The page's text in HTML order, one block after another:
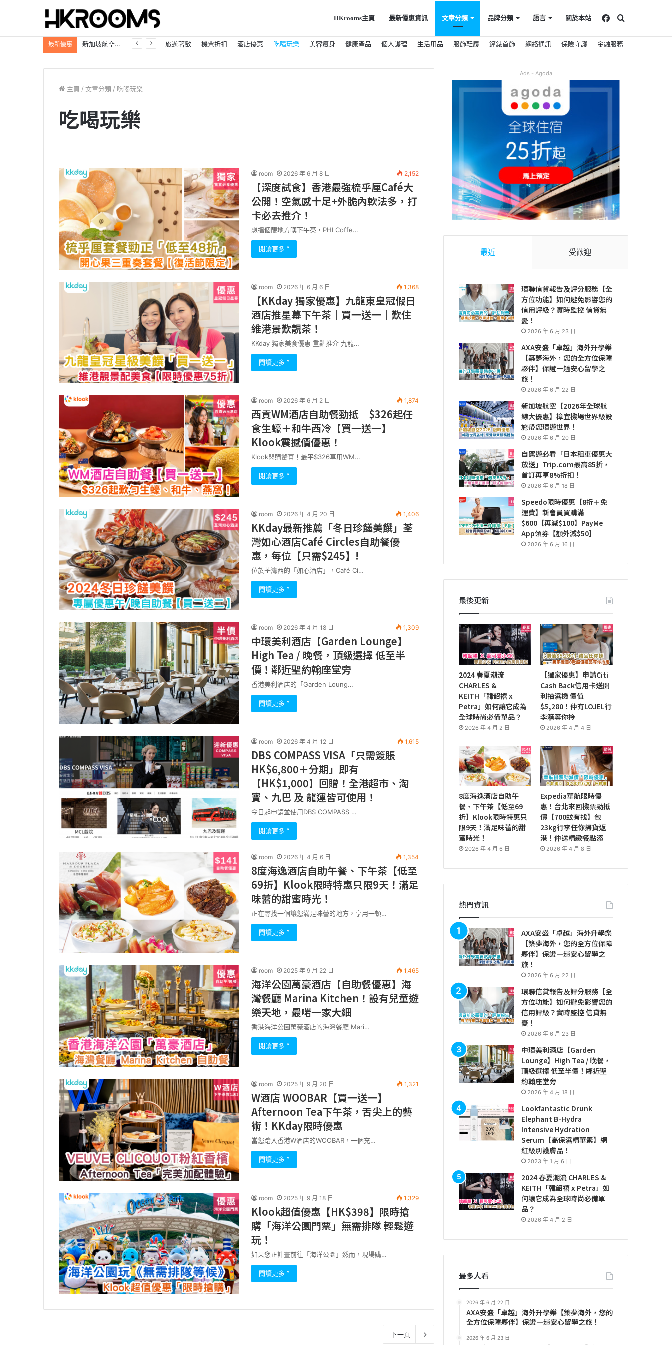
HKrooms主頁 最新優惠資訊 文章分類 品牌分類 語言 關於本站 搜
尋
Facebook
最新優惠 新加坡航空【2026年全球航線大優惠】樟宜機場世界級設施帶您環遊世界！ 旅遊著數 機票折扣 酒店優惠 吃喝玩樂 美容瘦身 健康產品 個人護理 生活用品 服飾鞋履 鐘錶首飾 網絡通訊 保險守護 金融服務
主頁 / 文章分類 / 吃喝玩樂
吃喝玩樂
room 2026 年 6 月 8 日 2,152
【深度試食】香港最強梳乎厘Café大
公開！空氣感十足+外脆內軟法多，打
卡必去推介！
想搵個靚地方嘆下午茶，PHI Coffe…
閱讀更多 ”
room 2026 年 6 月 6 日 1,368
【KKday 獨家優惠】九龍東皇冠假日
酒店推星幕下午茶｜買一送一｜歎住
維港景歎靚茶！
KKday 獨家美食優惠 重點推介 九龍…
閱讀更多 ”
room 2026 年 6 月 2 日 1,874
西貢WM酒店自助餐勁抵｜$326起任
食生蠔＋和牛西冷【買一送一】
Klook震撼價優惠！
Klook閃購驚喜！最平$326享用WM…
閱讀更多 ”
room 2026 年 4 月 20 日 1,406
KKday最新推薦「冬日珍饈美饌」荃
灣如心酒店Café Circles自助餐優
惠，每位【只需$245】!
位於荃灣西的「如心酒店」，Café Ci…
閱讀更多 ”
room 2026 年 4 月 18 日 1,309
中環美利酒店【Garden Lounge】
High Tea / 晚餐，頂級選擇 低至半
價！鄰近聖約翰座堂旁
香港美利酒店的「Garden Loung…
閱讀更多 ”
room 2026 年 4 月 12 日 1,615
DBS COMPASS VISA「只需簽賬
HK$6,800＋分期」即有
【HK$1,000】回贈！全港超市、淘
寶、九巴 及 龍運皆可使用！
今日起申請並使用DBS COMPASS …
閱讀更多 ”
room 2026 年 4 月 6 日 1,354
8度海逸酒店自助午餐、下午茶【低至
69折】Klook限時特惠只限9天！滿足
味蕾的甜蜜時光！
正在尋找一個讓您滿足味蕾的地方，享用一頓…
閱讀更多 ”
room 2025 年 9 月 22 日 1,465
海洋公園萬豪酒店【自助餐優惠】海
灣餐廳 Marina Kitchen！設有兒童遊
樂天地，最啱一家大細
香港海洋公園萬豪酒店的海灣餐廳 Mari…
閱讀更多 ”
room 2025 年 9 月 20 日 1,321
W酒店 WOOBAR【買一送一】
Afternoon Tea下午茶，舌尖上的藝
術！KKday限時優惠
當您踏入香港W酒店的WOOBAR，一個充…
閱讀更多 ”
room 2025 年 9 月 18 日 1,329
Klook超值優惠【HK$398】限時搶
購「海洋公園門票」無需排隊 輕鬆遊
玩！
如果您正計畫前往「海洋公園」然而，現場購…
閱讀更多 ”
下一頁
Ads - Agoda
最近 受歡迎
環聯信貸報告及評分服務【全
方位功能】如何避免影響您的
信用評級？實時監控 信貸無
憂！
2026 年 6 月 23 日
AXA安盛「卓越」海外升學樂
【築夢海外，您的全方位保障
夥伴】保證一趟安心留學之
旅！
2026 年 6 月 22 日
新加坡航空【2026年全球航
線大優惠】樟宜機場世界級設
施帶您環遊世界！
2026 年 6 月 20 日
自駕遊必看「日本租車優惠大
放送」Trip.com最高85折，
首訂再享8%折扣！
2026 年 6 月 18 日
Speedo限時優惠【8折＋免
運費】新會員買購滿
$600【再減$100】PayMe
App領券【額外減$50】
2026 年 6 月 16 日
最後更新
2024 春夏潮流
CHARLES &
KEITH「韓韶禧 x
Petra」如何讓它成為
全球時尚必備單品？
2026 年 4 月 2 日
【獨家優惠】申請Citi
Cash Back信用卡送開
利抽濕機 價值
$5,280！仲有LOJEL行
李箱等你拎
2026 年 4 月 4 日
8度海逸酒店自助午
餐、下午茶【低至69
折】Klook限時特惠只
限9天！滿足味蕾的甜
蜜時光！
2026 年 4 月 6 日
Expedia華航限時優
惠！台北來回機票勁抵
價【700蚊有找】包
23kg行李任你掃貨返
港！仲送精緻餐點添
2026 年 4 月 8 日
熱門資訊
AXA安盛「卓越」海外升學樂
【築夢海外，您的全方位保障
夥伴】保證一趟安心留學之
旅！
2026 年 6 月 22 日
環聯信貸報告及評分服務【全
方位功能】如何避免影響您的
信用評級？實時監控 信貸無
憂！
2026 年 6 月 23 日
中環美利酒店【Garden
Lounge】High Tea / 晚餐，
頂級選擇 低至半價！鄰近聖
約翰座堂旁
2026 年 4 月 18 日
Lookfantastic Drunk
Elephant B-Hydra
Intensive Hydration
Serum【高保濕精華素】網
紅級別護膚品！
2023 年 1 月 6 日
2024 春夏潮流 CHARLES &
KEITH「韓韶禧 x Petra」如
何讓它成為全球時尚必備單
品？
2026 年 4 月 2 日
最多人看
2026 年 6 月 22 日
AXA安盛「卓越」海外升學樂【築夢海外，您的
全方位保障夥伴】保證一趟安心留學之旅！
2026 年 6 月 23 日